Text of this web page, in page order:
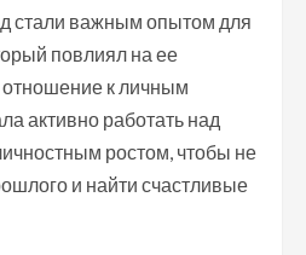
стали важным опытом для
повлиял на ее
к личным
активно работать над
ростом, чтобы не
и найти счастливые